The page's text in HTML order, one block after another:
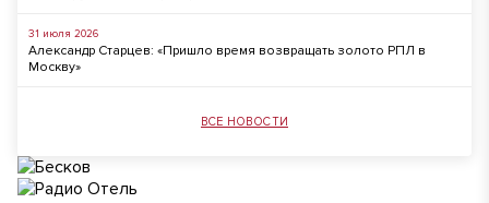
31 июля 2026
Александр Старцев: «Пришло время возвращать золото РПЛ в
Москву»
ВСЕ НОВОСТИ